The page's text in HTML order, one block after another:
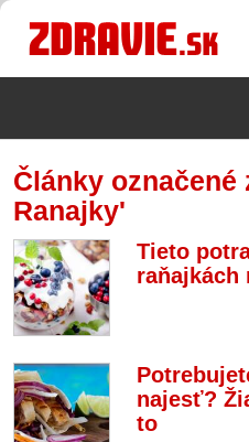
Články označené
Ranajky'
Tieto
raňajkách
najesť?
to